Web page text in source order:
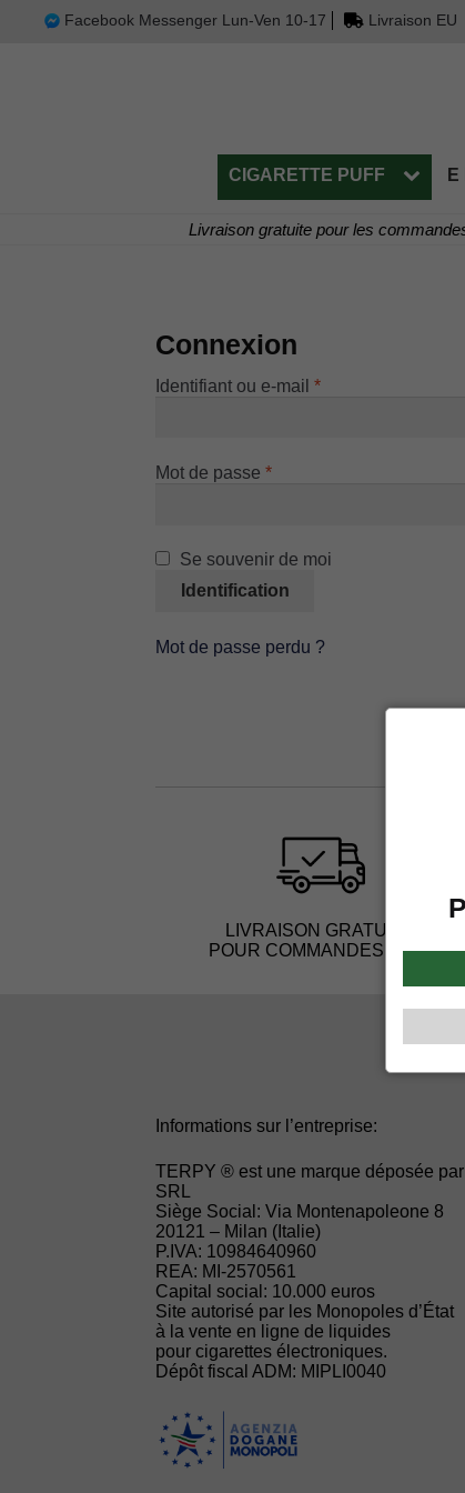
Facebook Messenger Lun-Ven 10-17 Livraison EU
CIGARETTE PUFF E
Livraison gratuite pour les
Connexion
Identifiant ou e-mail*Obligatoire
Mot de passe*Obligatoire
Se souvenir de moi
Identification
Mot de passe perdu ?
LIVRAISON GRATUITE
POUR COMMANDES > 60€
Informations sur l’entreprise:
TERPY ® est une marque déposée
SRL
Siège Social: Via Montenapoleone 8
20121 – Milan (Italie)
P.IVA: 10984640960
REA: MI-2570561
Capital social: 10.000 euros
Site autorisé par les Monopoles d’État
à la vente en ligne de liquides
pour cigarettes électroniques.
Dépôt fiscal ADM: MIPLI0040